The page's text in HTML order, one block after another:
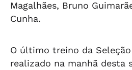
Magalhães, Bruno
Cunha.
O último treino da
realizado na manhã desta